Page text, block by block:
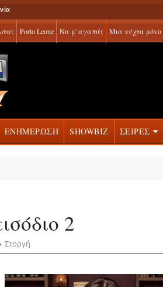
Porto Leone Να μ' αγαπάς Μια νύχτα μόνο
ΕΝΗΜΕΡΩΣΗ SHOWBIZ ΣΕΙΡΕΣ
2
Στοργή